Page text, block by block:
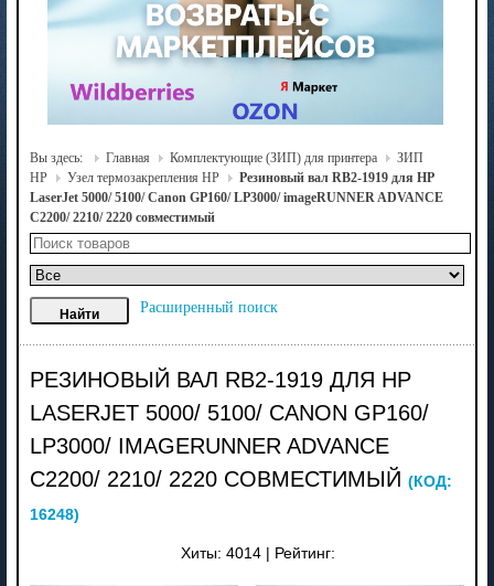
Вы здесь: Главная Комплектующие (ЗИП) для принтера
ЗИП
HP
Узел термозакрепления HP
Резиновый вал RB2-1919 для HP
LaserJet 5000/ 5100/ Canon GP160/ LP3000/ imageRUNNER ADVANCE
C2200/ 2210/ 2220 совместимый
Расширенный поиск
РЕЗИНОВЫЙ ВАЛ RB2-1919 ДЛЯ HP
LASERJET 5000/ 5100/ CANON GP160/
LP3000/ IMAGERUNNER ADVANCE
C2200/ 2210/ 2220 СОВМЕСТИМЫЙ (КОД:
16248)
Хиты: 4014 Рейтинг: